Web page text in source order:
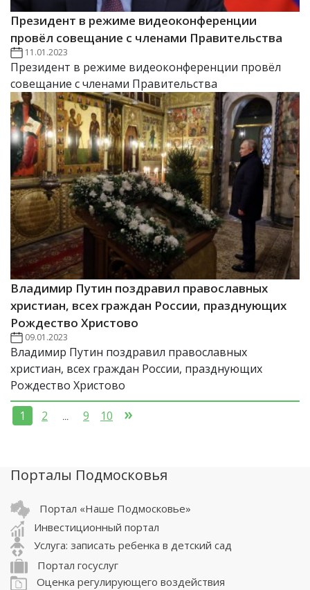
Президент в режиме видеоконференции
провёл совещание с членами Правительства
11.01.2023
Президент в режиме видеоконференции провёл
совещание с членами Правительства
Владимир Путин поздравил православных
христиан, всех граждан России, празднующих
Рождество Христово
09.01.2023
Владимир Путин поздравил православных
христиан, всех граждан России, празднующих
Рождество Христово
1
2 ... 9 10 »
Порталы Подмосковья
Портал «Наше Подмосковье»
Инвестиционный портал
Услуга: записать ребенка в детский сад
Портал госуслуг
Оценка регулирующего воздействия